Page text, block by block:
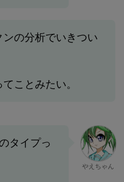
ンの分析でいきつい
ことみたい。
タイプっ
やえちゃん